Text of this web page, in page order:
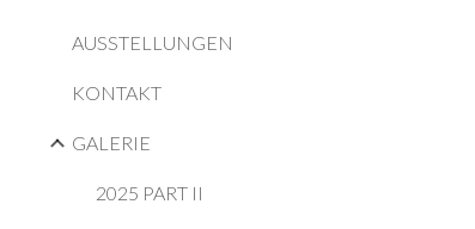
AUSSTELLUNGEN
KONTAKT
GALERIE
2025 PART II